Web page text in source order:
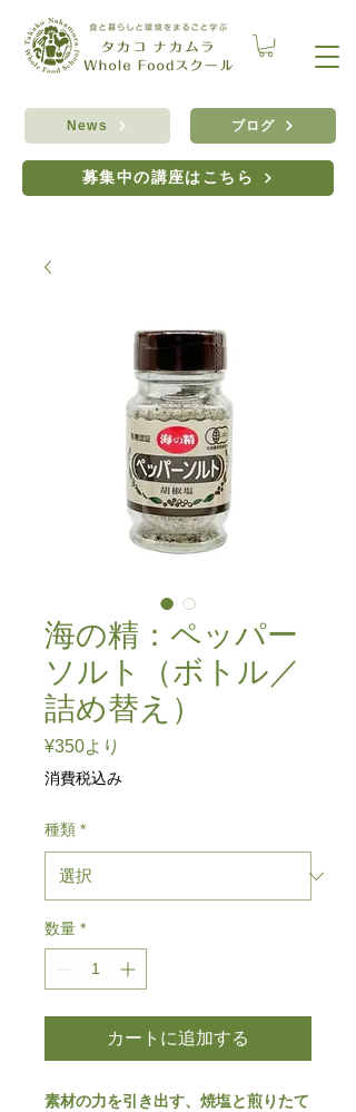
News
募集中の講座はこちら
ブログ
海の精：ペッパー
ソルト（ボトル／
詰め替え）
¥350より
消費税込み
種類 *
数量 *
カートに追加する
素材の力を引き出す、焼塩と煎りたて